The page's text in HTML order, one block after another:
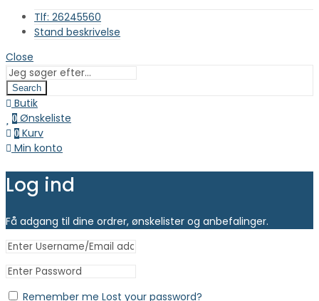
Tlf: 26245560
Stand beskrivelse
Close
Search
Butik
0 Ønskeliste
0 Kurv
Min konto
Log ind
Få adgang til dine ordrer, ønskelister og anbefalinger.
Remember me Lost your password?